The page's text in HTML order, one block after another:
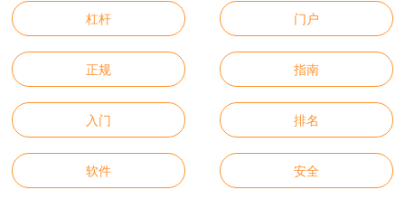
杠杆 门户
正规 指南
入门 排名
软件 安全